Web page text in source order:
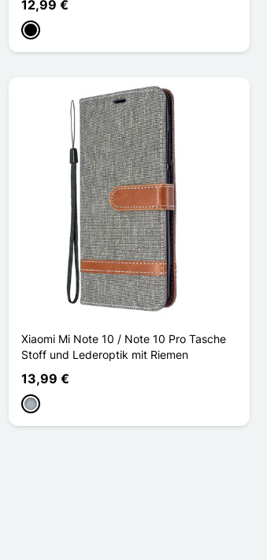
12,99 €
Schwarz
Xiaomi Mi Note 10 / Note 10 Pro Tasche
Stoff und Lederoptik mit Riemen
13,99 €
Grau